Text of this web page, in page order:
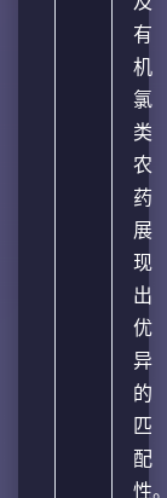
有
机
氯
类
农
药
展
现
出
优
异
的
匹
配
性